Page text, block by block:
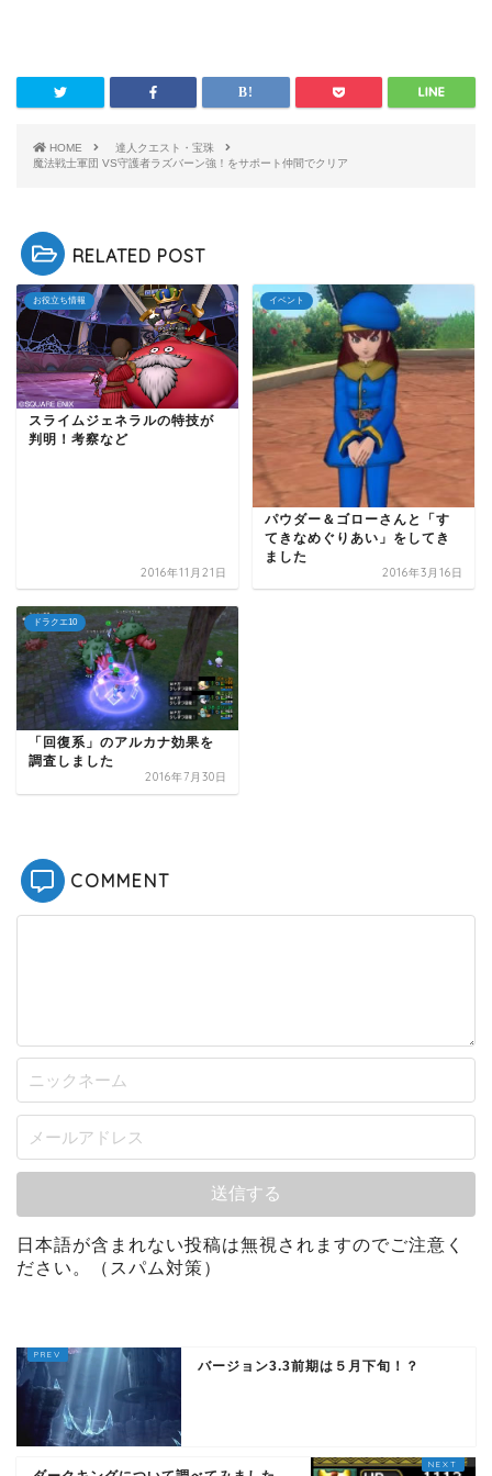
HOME
達人クエスト・宝珠
魔法戦士軍団 VS守護者ラズバーン強！をサポート仲間でクリア
RELATED POST
お役立ち情報
スライムジェネラルの特技が
判明！考察など
2016年11月21日
イベント
パウダー＆ゴローさんと「す
てきなめぐりあい」をしてき
ました
2016年3月16日
ドラクエ10
「回復系」のアルカナ効果を
調査しました
2016年7月30日
COMMENT
日本語が含まれない投稿は無視されますのでご注意く
ださい。（スパム対策）
バージョン3.3前期は５月下旬！？